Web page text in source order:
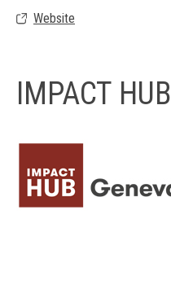
Website
IMPACT HUB